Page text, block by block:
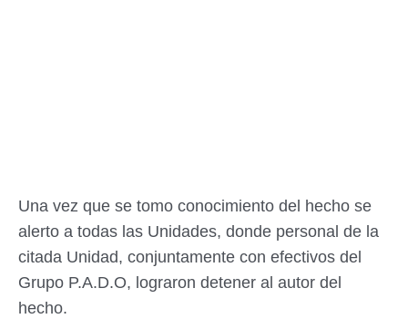
Una vez que se tomo conocimiento del hecho se
alerto a todas las Unidades, donde personal de la
citada Unidad, conjuntamente con efectivos del
Grupo P.A.D.O, lograron detener al autor del
hecho.